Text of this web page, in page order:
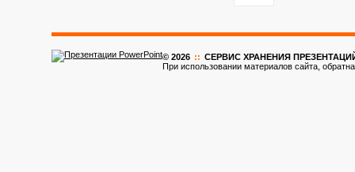
© 2026 :: CЕРВИС ХРАНЕНИЯ ПРЕЗЕНТАЦИЙ
При использовании материалов сайта,